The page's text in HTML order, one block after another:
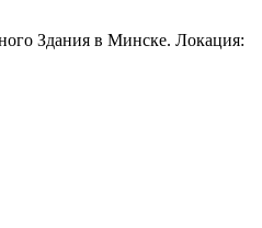
Здания в Минске. Локация: